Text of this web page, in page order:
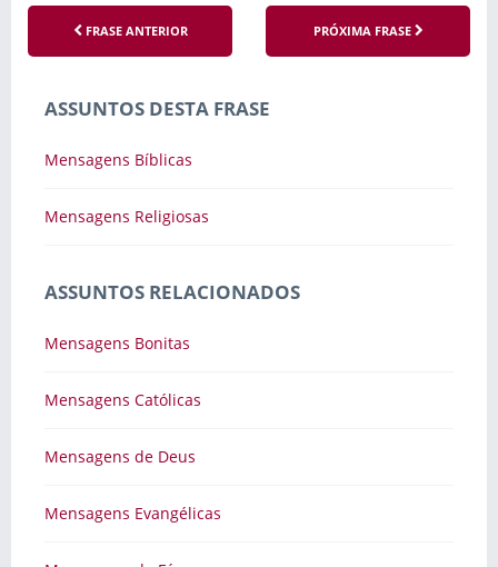
FRASE ANTERIOR PRÓXIMA FRASE
ASSUNTOS DESTA FRASE
Mensagens Bíblicas
Mensagens Religiosas
ASSUNTOS RELACIONADOS
Mensagens Bonitas
Mensagens Católicas
Mensagens de Deus
Mensagens Evangélicas